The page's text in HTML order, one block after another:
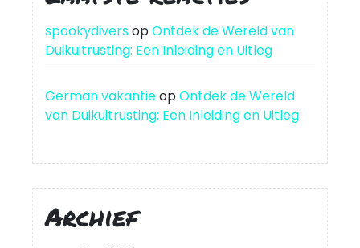
spookydiversopOntdek de Wereld van
Duikuitrusting: Een Inleiding en Uitleg
German vakantieopOntdek de Wereld
van Duikuitrusting: Een Inleiding en Uitleg
Archief